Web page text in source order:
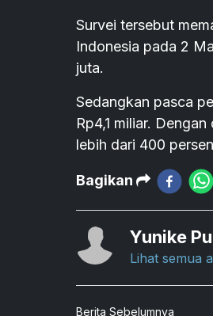
Survei tersebut
Indonesia pada 2
juta.
Sedangkan pasca
Rp4,1 miliar.
lebih dari 400
Bagikan
Yunike
Lihat semua
Berita Sebelumnya